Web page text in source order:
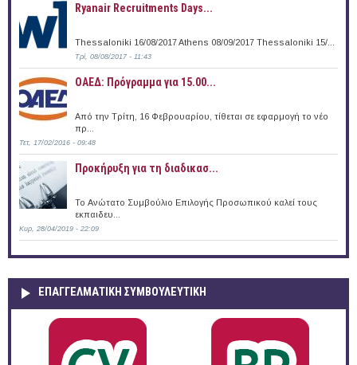
Ryanair Recruitments Days...
Thessaloniki 16/08/2017 Athens 08/09/2017 Thessaloniki 15/...
Τρί, 08/08/2017 - 11:43
ΟΑΕΔ: Πρόγραμμα για 15.00...
Από την Τρίτη, 16 Φεβρουαρίου, τίθεται σε εφαρμογή το νέο
πρ...
Τετ, 17/02/2016 - 09:48
Προκήρυξη για τη διαδικασ...
Το Ανώτατο Συμβούλιο Επιλογής Προσωπικού καλεί τους
εκπαιδευ...
Κυρ, 28/04/2019 - 22:09
ΕΠΑΓΓΕΛΜΑΤΙΚΉ ΣΥΜΒΟΥΛΕΥΤΙΚΉ